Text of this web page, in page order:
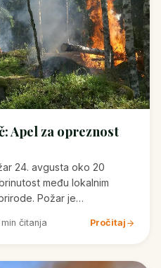
Apel za opreznost
24. avgusta oko 20
među lokalnim
Požar je…
čitanja Pročitaj